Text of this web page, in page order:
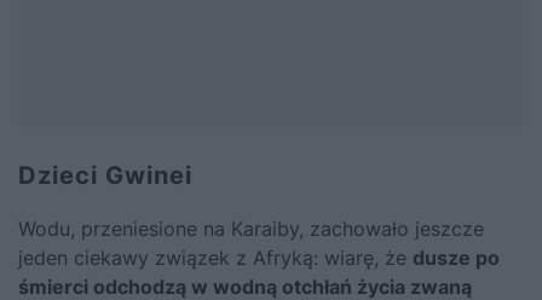
Dzieci Gwinei
Wodu, przeniesione na Karaiby, zachowało jeszcze
jeden ciekawy związek z Afryką: wiarę, że dusze po
śmierci odchodzą w wodną otchłań życia zwaną